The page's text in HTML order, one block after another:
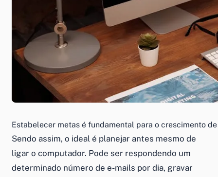
Estabelecer metas é fundamental para o crescimento
Sendo assim, o ideal é planejar antes mesmo de
ligar o computador. Pode ser respondendo um
determinado número de e-mails por dia, gravar